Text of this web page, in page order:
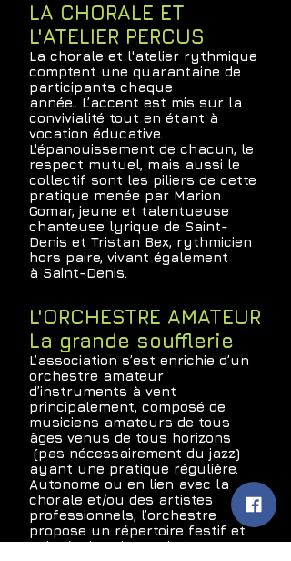
LA CHORALE ET
L'ATELIER PERCUS
La chorale et l'atelier rythmique
comptent une quarantaine de
participants chaque
année.. L’accent est mis sur la
convivialité tout en étant à
vocation éducative.
L'épanouissement de chacun, le
respect mutuel, mais aussi le
collectif sont les piliers de cette
pratique menée par Marion
Gomar, jeune et talentueuse
chanteuse lyrique de Saint-
Denis et Tristan Bex, rythmicien
hors paire, vivant également
à Saint-Denis.
L'ORCHESTRE AMATEUR
La grande soufflerie
L’association s’est enrichie d’un
orchestre amateur
d’instruments à vent
principalement, composé de
musiciens amateurs de tous
âges venus de tous horizons
(pas nécessairement du jazz)
ayant une pratique régulière.
Autonome ou en lien avec la
chorale et/ou des artistes
professionnels, l’orchestre
propose un répertoire festif et
coloré. Direction artistique :